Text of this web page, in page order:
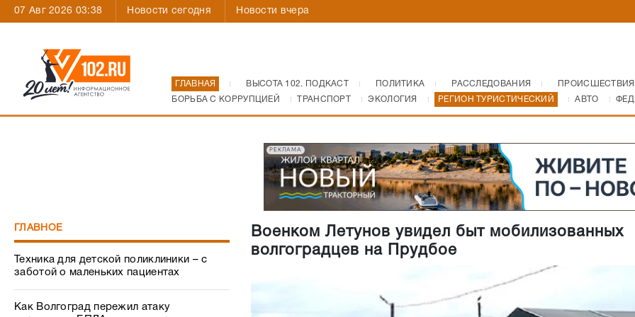
07 Авг 2026 03:38 Новости сегодня Новости вчера
ГЛАВНАЯ ВЫСОТА 102. ПОДКАСТ ПОЛИТИКА РАССЛЕДОВАНИЯ
ПРОИСШЕСТВИЯ
БОРЬБА С КОРРУПЦИЕЙ
ТРАНСПОРТ ЭКОЛОГИЯ РЕГИОН ТУРИСТИЧЕСКИЙ АВТО
РЕКЛАМА
ГЛАВНОЕ
Техника для детской поликлиники – с
заботой о маленьких пациентах
Как Волгоград пережил атаку
Военком Летунов увидел быт мобилизованных
волгоградцев на Прудбое